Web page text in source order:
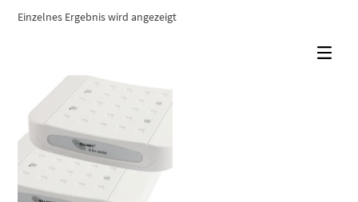
Einzelnes Ergebnis wird angezeigt